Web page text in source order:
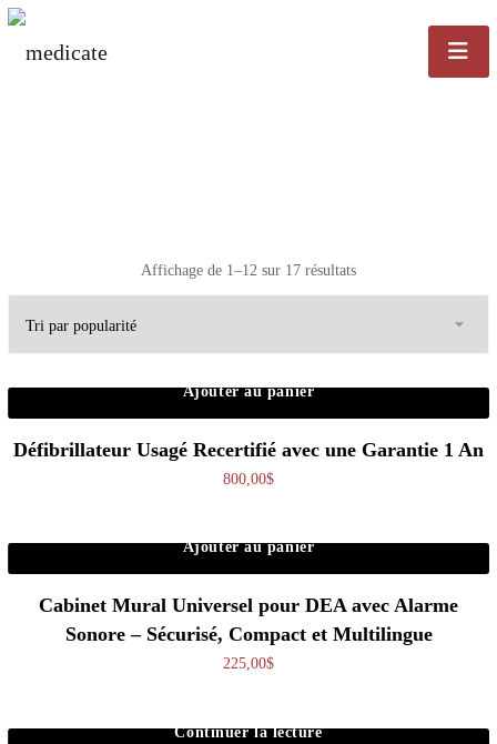
Affichage de 1–12 sur 17 résultatsTrié par popularité
Ajouter au panier
Défibrillateur Usagé Recertifié avec une Garantie 1 An
800,00$
Ajouter au panier
Cabinet Mural Universel pour DEA avec Alarme
Sonore – Sécurisé, Compact et Multilingue
225,00$
Continuer la lecture